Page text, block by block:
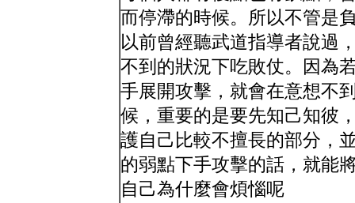
而停滯的時候。所以不管是
以前曾經聽武道指導者說過
不到的狀況下吃敗仗。因為
手展開攻擊，就會在意想不
候，重要的是要先知己知彼
護自己比較不擅長的部分，
的弱點下手攻擊的話，就能
自己為什麼會煩惱呢